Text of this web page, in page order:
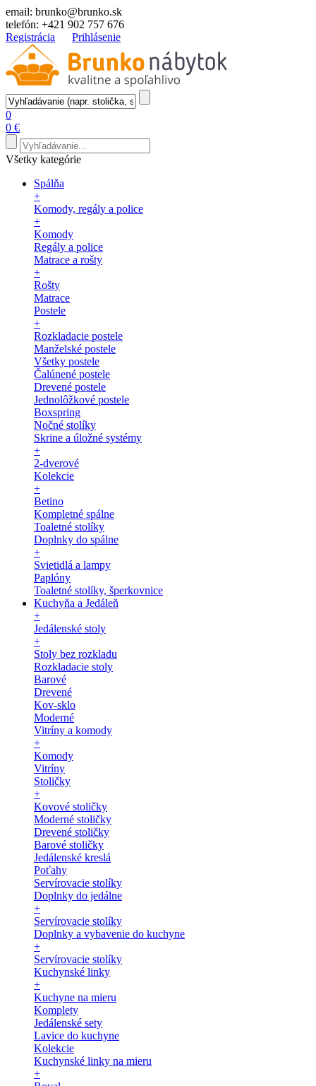
email: brunko@brunko.sk
telefón: +421 902 757 676
Registrácia
Prihlásenie
0
0 €
Všetky kategórie
Spálňa
+
Komody, regály a police
+
Komody
Regály a police
Matrace a rošty
+
Rošty
Matrace
Postele
+
Rozkladacie postele
Manželské postele
Všetky postele
Čalúnené postele
Drevené postele
Jednolôžkové postele
Boxspring
Nočné stolíky
Skrine a úložné systémy
+
2-dverové
Kolekcie
+
Betino
Kompletné spálne
Toaletné stolíky
Doplnky do spálne
+
Svietidlá a lampy
Paplóny
Toaletné stolíky, šperkovnice
Kuchyňa a Jedáleň
+
Jedálenské stoly
+
Stoly bez rozkladu
Rozkladacie stoly
Barové
Drevené
Kov-sklo
Moderné
Vitríny a komody
+
Komody
Vitríny
Stoličky
+
Kovové stoličky
Moderné stoličky
Drevené stoličky
Barové stoličky
Jedálenské kreslá
Poťahy
Servírovacie stolíky
Doplnky do jedálne
+
Servírovacie stolíky
Doplnky a vybavenie do kuchyne
+
Servírovacie stolíky
Kuchynské linky
+
Kuchyne na mieru
Komplety
Jedálenské sety
Lavice do kuchyne
Kolekcie
Kuchynské linky na mieru
+